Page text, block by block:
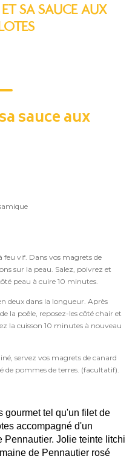
SA SAUCE AUX
sauce aux
feu vif. Dans vos magrets de
sur la peau. Salez, poivrez et
peau à cuire 10 minutes.
deux dans la longueur. Après
la poêle, reposez-les côté chair et
la cuisson 10 minutes à nouveau
servez vos magrets de canard
de pommes de terres. (facultatif).
gourmet tel qu'un filet de
accompagné d'un
Pennautier. Jolie teinte litchi
de Pennautier rosé